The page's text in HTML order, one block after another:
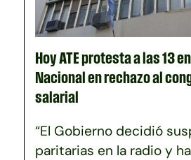
Hoy ATE protesta a las 13
Nacional en rechazo al
salarial
“El Gobierno decidió
paritarias en la radio y